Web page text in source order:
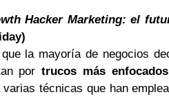
Hacker Marketing: el
la mayoría de negocios
portrucos más
varias técnicas que han